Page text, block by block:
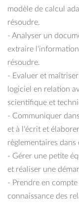
modèle de calcul
résoudre.
- Analyser un
extraire
résoudre.
- Evaluer et
logiciel en relation
scientifique et
- Communiquer
et à l'écrit et
règlementaires
- Gérer une petite
et réaliser une
- Prendre en
connaissance des